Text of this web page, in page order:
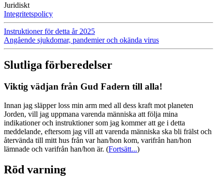
Juridiskt
Integritetspolicy
Instruktioner för detta år 2025
Angående sjukdomar, pandemier och okända virus
Slutliga förberedelser
Viktig vädjan från Gud Fadern till alla!
Innan jag släpper loss min arm med all dess kraft mot planeten
Jorden, vill jag uppmana varenda människa att följa mina
indikationer och instruktioner som jag kommer att ge i detta
meddelande, eftersom jag vill att varenda människa ska bli frälst och
återvända till mitt hus från var han/hon kom, varifrån han/hon
lämnade och varifrån han/hon är. (Fortsätt...)
Röd varning